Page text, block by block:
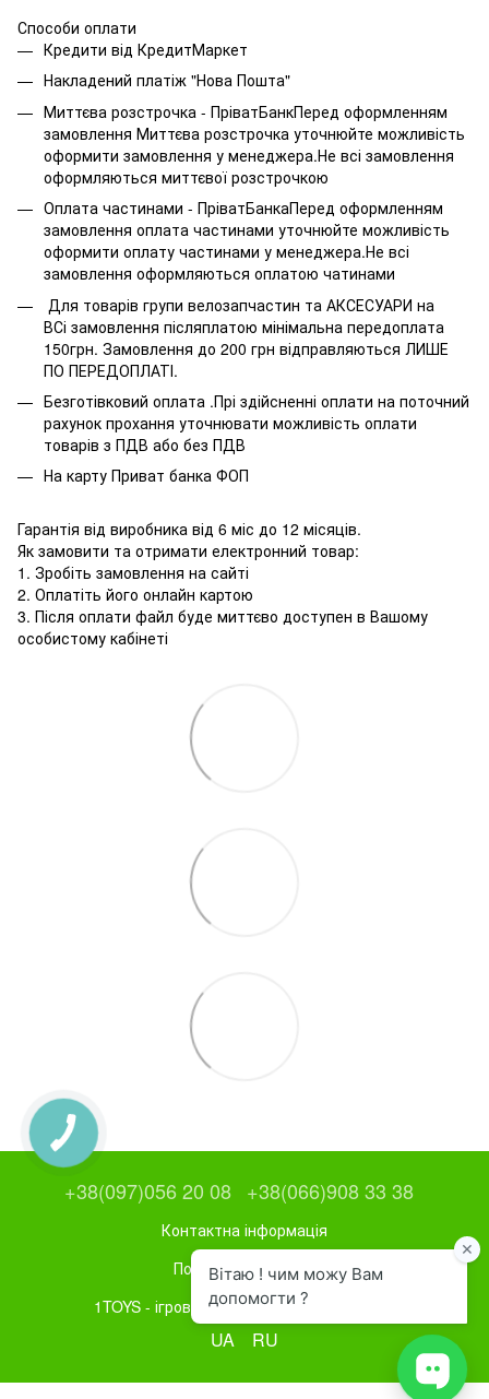
Способи оплати
Кредити від КредитМаркет
Накладений платіж "Нова Пошта"
Миттєва розстрочка - ПріватБанкПеред оформленням
замовлення Миттєва розстрочка уточнюйте можливість
оформити замовлення у менеджера.Не всі замовлення
оформляються миттєвої розстрочкою
Оплата частинами - ПріватБанкаПеред оформленням
замовлення оплата частинами уточнюйте можливість
оформити оплату частинами у менеджера.Не всі
замовлення оформляються оплатою чатинами
Для товарів групи велозапчастин та АКСЕСУАРИ на
ВСі замовлення післяплатою мінімальна передоплата
150грн. Замовлення до 200 грн відправляються ЛИШЕ
ПО ПЕРЕДОПЛАТІ.
Безготівковий оплата .Прі здійсненні оплати на поточний
рахунок прохання уточнювати можливість оплати
товарів з ПДВ або без ПДВ
На карту Приват банка ФОП
Гарантія від виробника від 6 міс до 12 місяців.
Як замовити та отримати електронний товар:
1. Зробіть замовлення на сайті
2. Оплатіть його онлайн картою
3. Після оплати файл буде миттєво доступен в Вашому
особистому кабінеті
+38(097)056 20 08 +38(066)908 33 38
Контактна інформація
Повна версія сайту
1TOYS - ігрове та спортивне обладнання
UA RU